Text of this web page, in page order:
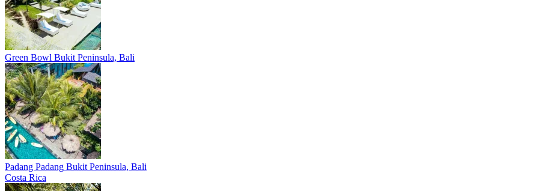
Green Bowl Bukit Peninsula, Bali
Padang Padang Bukit Peninsula, Bali
Costa Rica